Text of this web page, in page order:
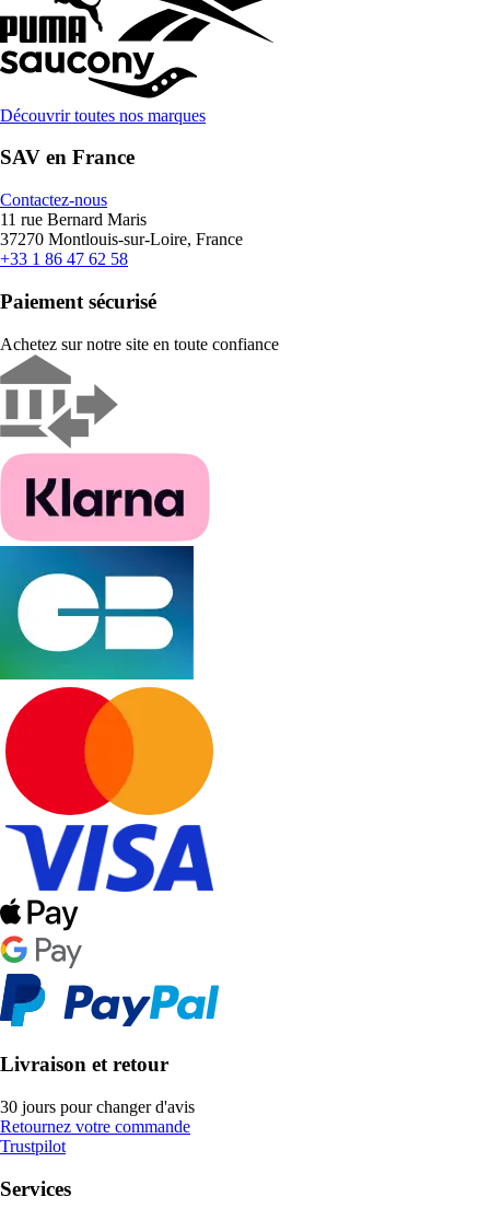
Découvrir toutes nos marques
SAV en France
Contactez-nous
11 rue Bernard Maris
37270 Montlouis-sur-Loire, France
+33 1 86 47 62 58
Paiement sécurisé
Achetez sur notre site en toute confiance
Livraison et retour
30 jours pour changer d'avis
Retournez votre commande
Trustpilot
Services